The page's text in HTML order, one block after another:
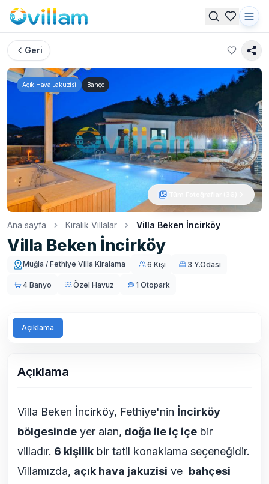
Geri
Açık Hava Jakuzisi Bahçe
Ana sayfa Kiralık Villalar Villa Beken İncirköy
Villa Beken İncirköy
Muğla / Fethiye Villa Kiralama 6 Kişi 3 Y.Odası
4 Banyo Özel Havuz 1 Otopark
Açıklama
Açıklama
Villa Beken İncirköy, Fethiye'nin İncirköy
bölgesinde yer alan, doğa ile iç içe bir
villadır. 6 kişilik bir tatil konaklama seçeneğidir.
Villamızda, açık hava jakuzisi ve bahçesi